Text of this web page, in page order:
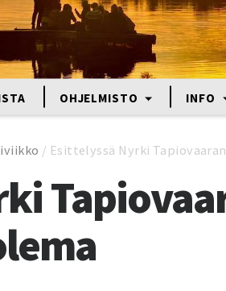
OHJELMISTO INFO
/ Esittelyssä Nyrki